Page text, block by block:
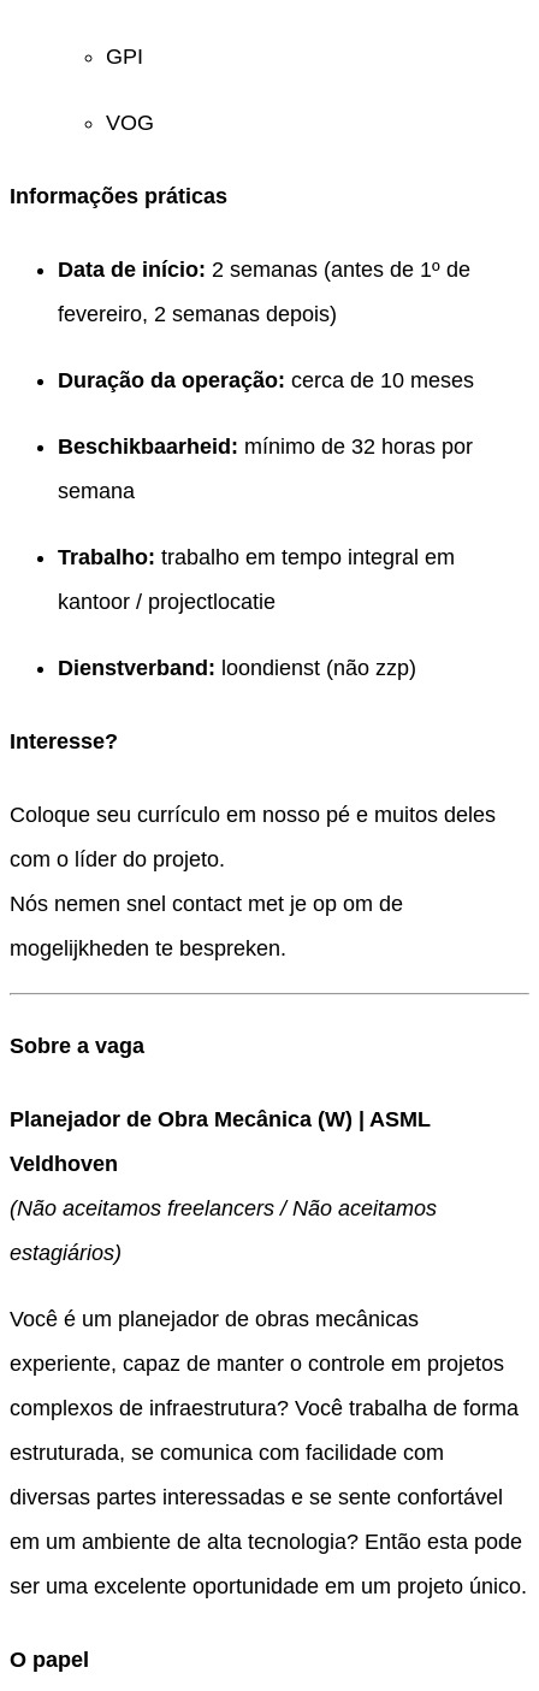
GPI
VOG
Informações práticas
Data de início: 2 semanas (antes de 1º de
fevereiro, 2 semanas depois)
Duração da operação: cerca de 10 meses
Beschikbaarheid: mínimo de 32 horas por
semana
Trabalho: trabalho em tempo integral em
kantoor / projectlocatie
Dienstverband: loondienst (não zzp)
Interesse?
Coloque seu currículo em nosso pé e muitos deles
com o líder do projeto.
Nós nemen snel contact met je op om de
mogelijkheden te bespreken.
Sobre a vaga
Planejador de Obra Mecânica (W) | ASML
Veldhoven
(Não aceitamos freelancers / Não aceitamos
estagiários)
Você é um planejador de obras mecânicas
experiente, capaz de manter o controle em projetos
complexos de infraestrutura? Você trabalha de forma
estruturada, se comunica com facilidade com
diversas partes interessadas e se sente confortável
em um ambiente de alta tecnologia? Então esta pode
ser uma excelente oportunidade em um projeto único.
O papel